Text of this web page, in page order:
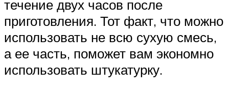
течение двух часов после
приготовления. Тот факт, что можно
использовать не всю сухую смесь,
а ее часть, поможет вам экономно
использовать штукатурку.